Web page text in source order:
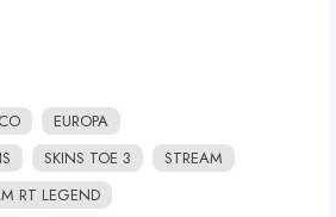
EUROPA
SKINS TOE 3
STREAM
RT LEGEND